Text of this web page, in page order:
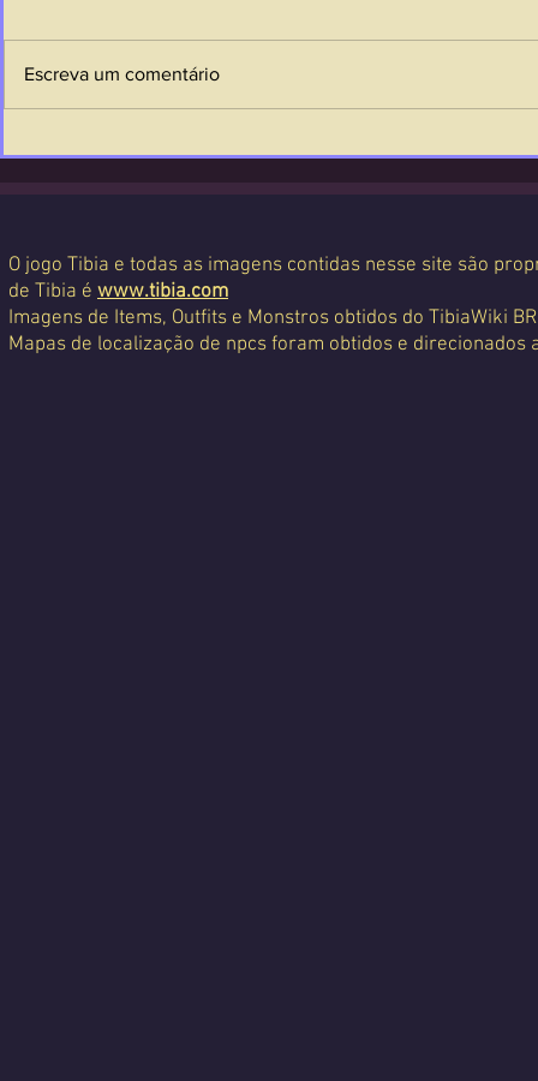
Escreva um comentário
O jogo Tibia e todas as imagens contidas nesse site são
de Tibia é www.tibia.com
Imagens de Items, Outfits e Monstros obtidos do TibiaWiki
Mapas de localização de npcs foram obtidos e direcionados